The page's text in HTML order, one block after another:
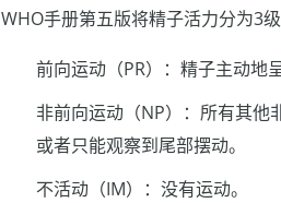
WHO手册第五版将精子活力分为3级
前向运动（PR）：精子主动地
非前向运动（NP）：所有其他
或者只能观察到尾部摆动。
不活动（IM）：没有运动。